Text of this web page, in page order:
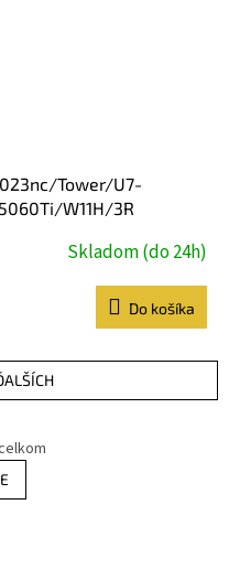
Tower/U7-
W11H/3R
Skladom (do 24h)
Do košíka